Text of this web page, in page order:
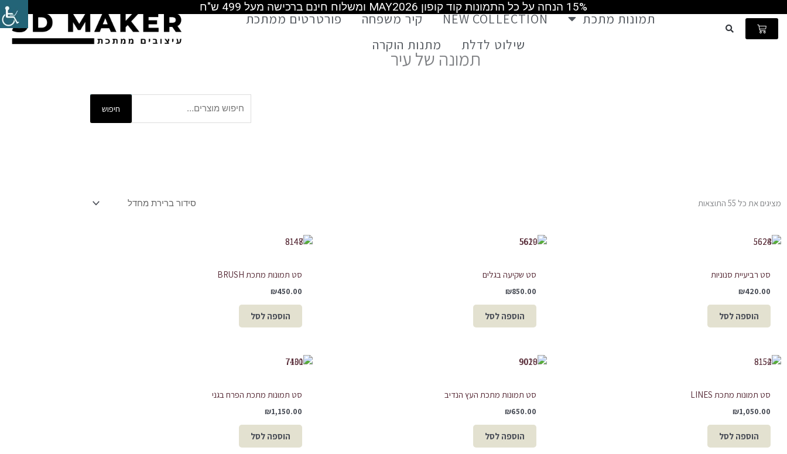
לתוכן
משלוח חינם מעל 399 ש"ח
משלוח חינם מעל 399 ש"ח
משלוח חינם מעל 499 ש"ח 15% הנחה על כל התמונות קוד קופון MAY2026 ומשלוח חינם ברכישה מעל 499 ש"ח
עגלת
קניות
תמונות מתכת NEW COLLECTION קיר משפחה
פורטרטים ממתכת
שילוט לדלת
מתנות הוקרה
תמונה של עיר
עבור:
חיפוש
מציגים את כל ⁦55⁩ התוצאות
סט רביעיית סנוניות
₪420.00
הוספה לסל
סט שקיעה בגלים
₪850.00
הוספה לסל
סט תמונות מתכת BRUSH
₪450.00
הוספה לסל
סט תמונות מתכת LINES
₪1,050.00
הוספה לסל
סט תמונות מתכת העץ הנדיב
₪650.00
הוספה לסל
סט תמונות מתכת הפרח בגני
₪1,150.00
הוספה לסל